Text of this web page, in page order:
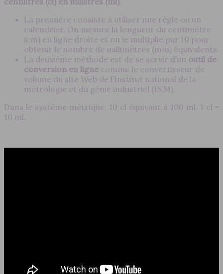
La première consiste à utiliser une règle ou un
calendrier. On mesure la longueur du centimètre
(cm) en ligne droite et on le multiplie par 10 pour
obtenir le nombre de millimètres (mm) équivalents.
La deuxième méthode est de se servir d’un outil de
conversion en ligne comme le convertisseur de
volume du site Web de l’Institut national de la
métrologie et du génie industriel (INM).
Dans le système métrique, 10 cl équivaut à 100 ml. 1 cl =
10 ml.